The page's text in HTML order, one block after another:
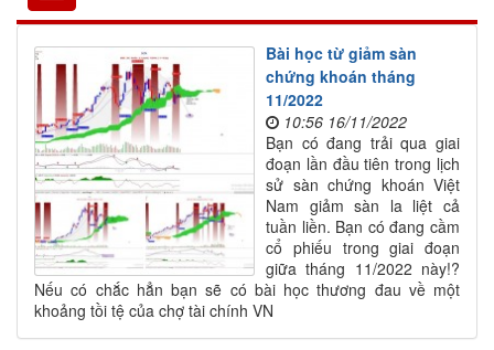
Bài học từ giảm sàn
chứng khoán tháng
11/2022
10:56 16/11/2022
Bạn có đang trải qua giai
đoạn lần đầu tiên trong lịch
sử sàn chứng khoán Việt
Nam giảm sàn la liệt cả
tuần liền. Bạn có đang cầm
cổ phiếu trong giai đoạn
giữa tháng 11/2022 này!?
Nếu có chắc hẳn bạn sẽ có bài học thương đau về một
khoảng tồi tệ của chợ tài chính VN